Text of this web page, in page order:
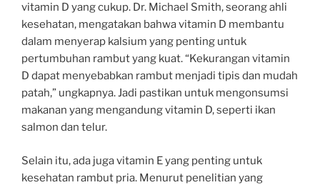
vitamin D yang cukup. Dr. Michael Smith, seorang ahli
kesehatan, mengatakan bahwa vitamin D membantu
dalam menyerap kalsium yang penting untuk
pertumbuhan rambut yang kuat. “Kekurangan vitamin
D dapat menyebabkan rambut menjadi tipis dan mudah
patah,” ungkapnya. Jadi pastikan untuk mengonsumsi
makanan yang mengandung vitamin D, seperti ikan
salmon dan telur.
Selain itu, ada juga vitamin E yang penting untuk
kesehatan rambut pria. Menurut penelitian yang